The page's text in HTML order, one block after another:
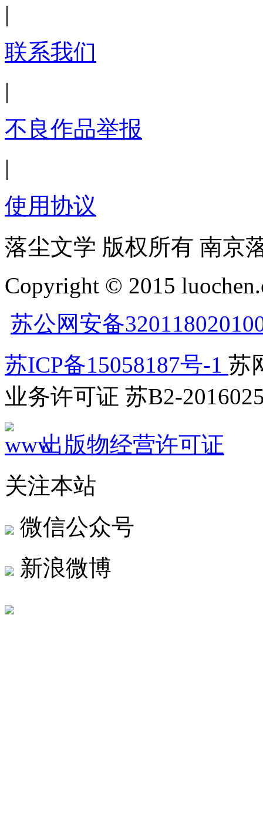
|
联系我们
|
不良作品举报
|
使用协议
落尘文学 版权所有 南京
Copyright © 2015
苏公网安备
苏ICP备15058187号-1 苏
业务许可证 苏B2-
出版物经营许可证
关注本站
微信公众号
新浪微博